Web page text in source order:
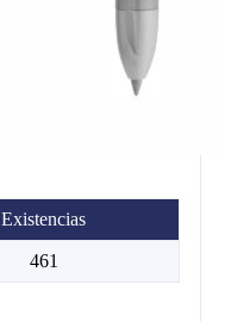
Existencias
461